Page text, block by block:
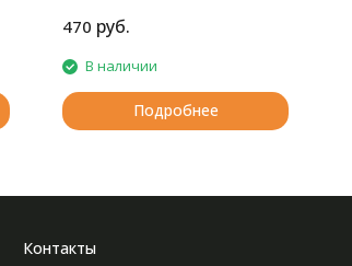
470 руб.
В наличии
Подробнее
Контакты